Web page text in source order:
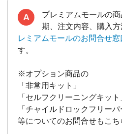
A
プレミアムモールの
期、注文内容、購入方
レミアムモールのお問合せ窓
す。
※オプション商品の
「非常用キット」
「セルフクリーニングキット
「チャイルドロックフリーパ
等についてのお問合せもこち